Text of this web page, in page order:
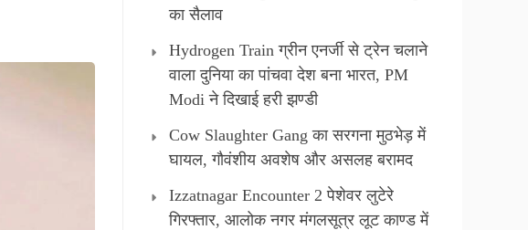
का सैलाव
Hydrogen Train ग्रीन एनर्जी से ट्रेन चलाने
वाला दुनिया का पांचवा देश बना भारत, PM
Modi ने दिखाई हरी झण्डी
Cow Slaughter Gang का सरगना मुठभेड़ में
घायल, गौवंशीय अवशेष और असलह बरामद
Izzatnagar Encounter 2 पेशेवर लुटेरे
गिरफ्तार, आलोक नगर मंगलसूत्र लूट काण्‍ड में